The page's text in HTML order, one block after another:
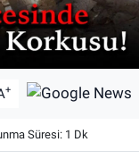
+
Süresi: 1 Dk